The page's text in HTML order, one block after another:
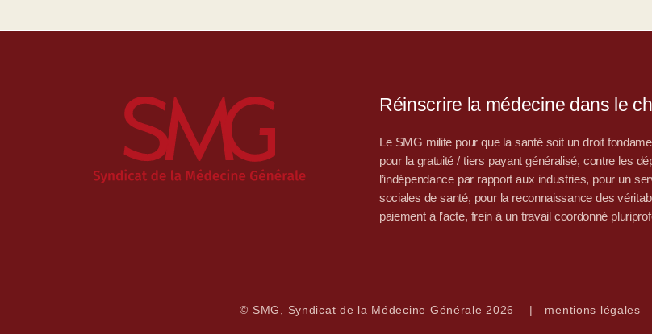
Réinscrire la médecine dans le
Le SMG milite pour que la santé soit un droit
pour la gratuité / tiers payant généralisé, contre les
l’indépendance par rapport aux industries, pour un
sociales de santé, pour la reconnaissance des
paiement à l’acte, frein à un travail coordonné
© SMG, Syndicat de la Médecine Générale 2026 | mentions légales